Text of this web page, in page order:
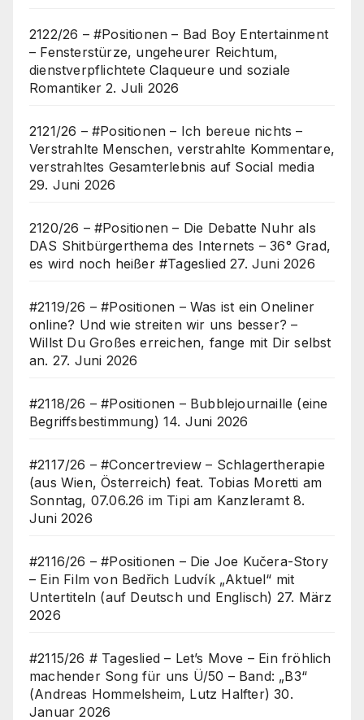
2122/26 – #Positionen – Bad Boy Entertainment
– Fensterstürze, ungeheurer Reichtum,
dienstverpflichtete Claqueure und soziale
Romantiker 2. Juli 2026
2121/26 – #Positionen – Ich bereue nichts –
Verstrahlte Menschen, verstrahlte Kommentare,
verstrahltes Gesamterlebnis auf Social media
29. Juni 2026
2120/26 – #Positionen – Die Debatte Nuhr als
DAS Shitbürgerthema des Internets – 36° Grad,
es wird noch heißer #Tageslied 27. Juni 2026
#2119/26 – #Positionen – Was ist ein Oneliner
online? Und wie streiten wir uns besser? –
Willst Du Großes erreichen, fange mit Dir selbst
an. 27. Juni 2026
#2118/26 – #Positionen – Bubblejournaille (eine
Begriffsbestimmung) 14. Juni 2026
#2117/26 – #Concertreview – Schlagertherapie
(aus Wien, Österreich) feat. Tobias Moretti am
Sonntag, 07.06.26 im Tipi am Kanzleramt 8.
Juni 2026
#2116/26 – #Positionen – Die Joe Kučera-Story
– Ein Film von Bedřich Ludvík „Aktuel“ mit
Untertiteln (auf Deutsch und Englisch) 27. März
2026
#2115/26 # Tageslied – Let’s Move – Ein fröhlich
machender Song für uns Ü/50 – Band: „B3“
(Andreas Hommelsheim, Lutz Halfter) 30.
Januar 2026